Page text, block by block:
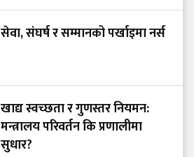
सेवा, संघर्ष र सम्मानको पर्खाइमा नर्स
खाद्य स्वच्छता र गुणस्तर नियमन:
मन्त्रालय परिवर्तन कि प्रणालीमा
सुधार?